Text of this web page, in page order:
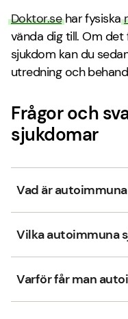
Doktor.sehar fysiska
vända dig till. Om
sjukdom kan du
utredning och
Frågor och
sjukdomar
Vad är
Vilka autoimmuna
Varför får man